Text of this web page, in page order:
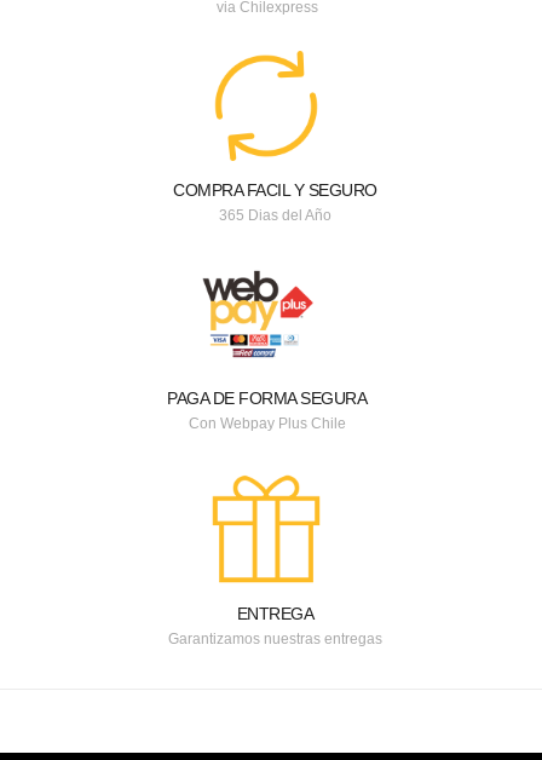
via Chilexpress
COMPRA FACIL Y SEGURO
365 Dias del Año
PAGA DE FORMA SEGURA
Con Webpay Plus Chile
ENTREGA
Garantizamos nuestras entregas